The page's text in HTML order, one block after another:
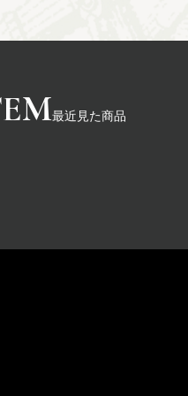
最近見た商品